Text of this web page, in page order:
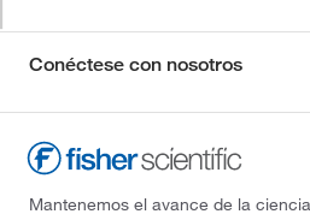
Conéctese con nosotros
Mantenemos el avance de la